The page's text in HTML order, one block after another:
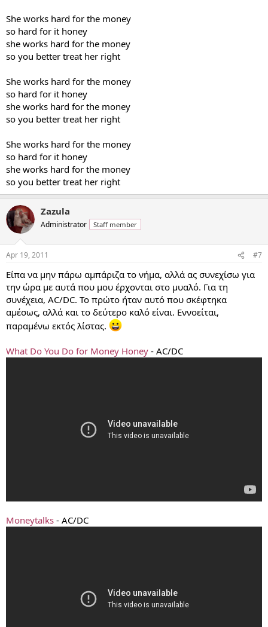
She works hard for the money
so hard for it honey
she works hard for the money
so you better treat her right
She works hard for the money
so hard for it honey
she works hard for the money
so you better treat her right
She works hard for the money
so hard for it honey
she works hard for the money
so you better treat her right
Zazula
Administrator Staff member
Apr 19, 2011 #7
Είπα να μην πάρω αμπάριζα το νήμα, αλλά ας συνεχίσω για
την ώρα με αυτά που μου έρχονται στο μυαλό. Για τη
συνέχεια, AC/DC. Το πρώτο ήταν αυτό που σκέφτηκα
αμέσως, αλλά και το δεύτερο καλό είναι. Εννοείται,
παραμένω εκτός λίστας.
What Do You Do for Money Honey - AC/DC
Moneytalks - AC/DC